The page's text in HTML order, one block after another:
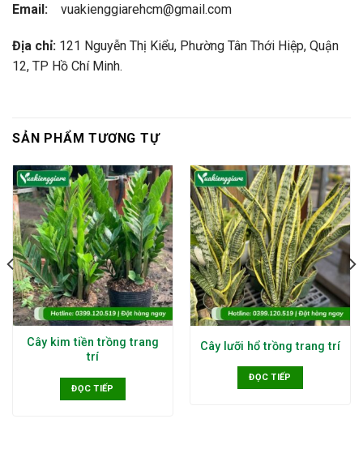
Email: vuakienggiarehcm@gmail.com
Địa chỉ: 121 Nguyễn Thị Kiểu, Phường Tân Thới Hiệp, Quận
12, TP Hồ Chí Minh.
SẢN PHẨM TƯƠNG TỰ
Cây kim tiền trồng trang
trí
ĐỌC TIẾP
Cây lưỡi hổ trồng trang trí
ĐỌC TIẾP